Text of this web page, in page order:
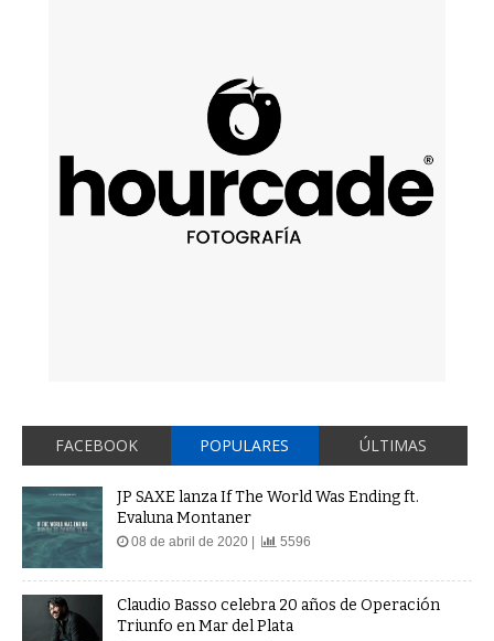
FACEBOOK POPULARES ÚLTIMAS
JP SAXE lanza If The World Was Ending ft.
Evaluna Montaner
08 de abril de 2020 | 5596
Claudio Basso celebra 20 años de Operación
Triunfo en Mar del Plata